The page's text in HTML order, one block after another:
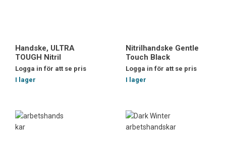
Handske, ULTRA
TOUGH Nitril
Logga in för att se pris
I lager
Nitrilhandske Gentle
Touch Black
Logga in för att se pris
I lager